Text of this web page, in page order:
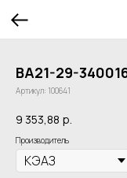
ВА21-29-
Артикул: 100641
9 353,88 р.
Производитель